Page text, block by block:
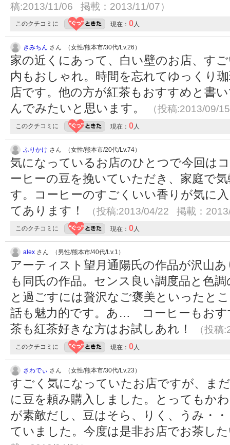
稿:2013/11/06 掲載：2013/11/07）
このクチコミに 現在： 0 人
きみちん さん （女性/熊本市/30代/Lv.26）
家の近くにあって、白い壁のお店、す
内もおしゃれ。時間を忘れてゆっくり
店です。他の方が紅茶もおすすめと書
んでみたいと思います。
（投稿:2013/09/
このクチコミに 現在： 0 人
ふりかけ さん （女性/熊本市/20代/Lv.74）
気になっているお店のひとつで今回は
ーヒーの豆を挽いていただき、家庭で
す。コーヒーのすごくいい香りが気に
てあります！
（投稿:2013/04/22 掲載：
このクチコミに 現在： 0 人
alex さん （男性/熊本市/40代/Lv.1）
アーティスト望月通陽氏の作品が沢山
も同氏の作品。センス良い調度品と色
と過ごすには贅沢なご褒美といったと
話も魅力的です。あ… コーヒーもおす
茶も紅茶好きな方はお試しあれ！
（投
このクチコミに 現在： 0 人
さわでぃ さん （女性/熊本市/30代/Lv.23）
すごく気になっていたお店ですが、ま
に豆を頼み購入しました。とってもか
が素敵だし、豆はそら、りく、うみ・
ていました。今度は是非お店でお茶し